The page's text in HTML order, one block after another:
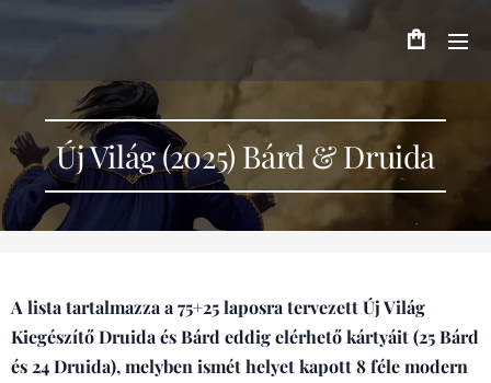
Új Világ (2025) Bárd & Druida
A lista tartalmazza a 75+25 laposra tervezett Új Világ
Kiegészítő Druida és Bárd eddig elérhető kártyáit (25 Bárd
és 24 Druida), melyben ismét helyet kapott 8 féle modern